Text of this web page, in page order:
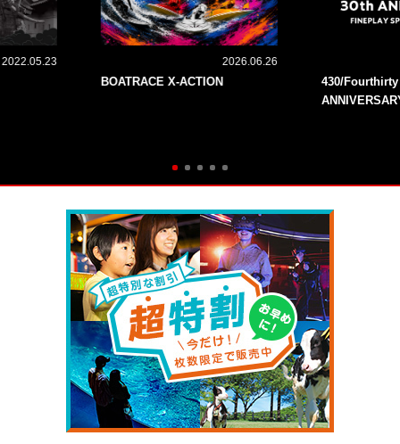
2022.05.23 2026.06.26
BOATRACE X-ACTION
430/